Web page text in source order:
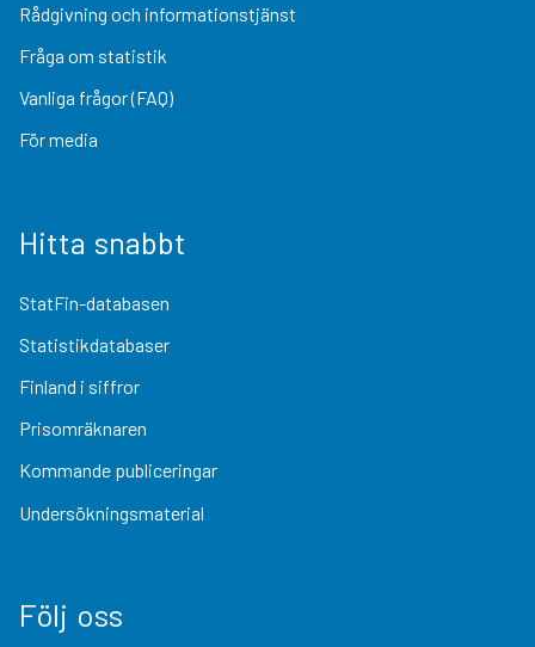
Rådgivning och informationstjänst
Fråga om statistik
Vanliga frågor (FAQ)
För media
Hitta snabbt
StatFin-databasen
Statistikdatabaser
Finland i siffror
Prisomräknaren
Kommande publiceringar
Undersökningsmaterial
Följ oss